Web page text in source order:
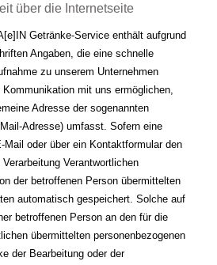
über die Internetseite
Getränke-Service enthält aufgrund
Angaben, die eine schnelle
zu unserem Unternehmen
mit uns ermöglichen,
Adresse der sogenannten
Adresse) umfasst. Sofern eine
Mail oder über ein Kontaktformular den
Verantwortlichen
der betroffenen Person übermittelten
automatisch gespeichert. Solche auf
betroffenen Person an den für die
übermittelten personenbezogenen
der Bearbeitung oder der